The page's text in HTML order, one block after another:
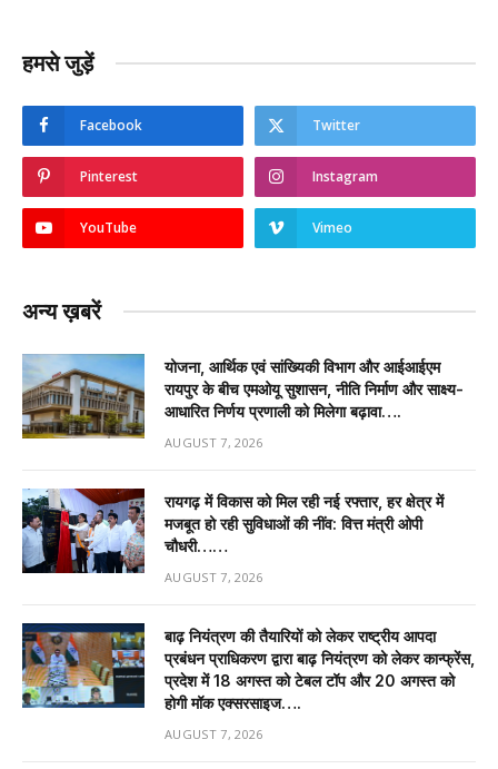
हमसे जुड़ें
Facebook Twitter
Pinterest Instagram
YouTube Vimeo
अन्य ख़बरें
योजना, आर्थिक एवं सांख्यिकी विभाग और आईआईएम
रायपुर के बीच एमओयू सुशासन, नीति निर्माण और साक्ष्य-
आधारित निर्णय प्रणाली को मिलेगा बढ़ावा….
AUGUST 7, 2026
रायगढ़ में विकास को मिल रही नई रफ्तार, हर क्षेत्र में
मजबूत हो रही सुविधाओं की नींव: वित्त मंत्री ओपी
चौधरी……
AUGUST 7, 2026
बाढ़ नियंत्रण की तैयारियों को लेकर राष्ट्रीय आपदा
प्रबंधन प्राधिकरण द्वारा बाढ़ नियंत्रण को लेकर कान्फ्रेंस,
प्रदेश में 18 अगस्त को टेबल टॉप और 20 अगस्त को
होगी मॉक एक्सरसाइज….
AUGUST 7, 2026